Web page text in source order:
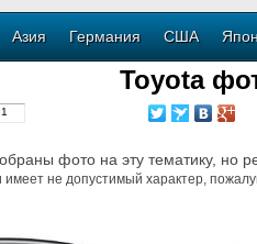
Азия Германия США
Toyota
фото на эту тематику, но
не допустимый характер,